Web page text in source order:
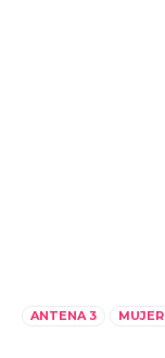
ANTENA 3 MUJER